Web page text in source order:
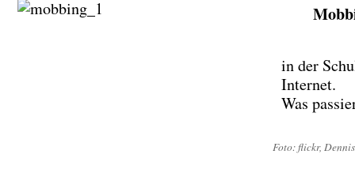
in der
Internet.
Was
Foto: flickr,